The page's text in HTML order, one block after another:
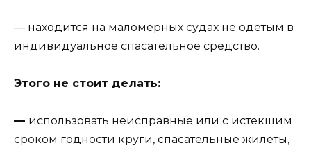
— находится на маломерных судах не одетым в
индивидуальное спасательное средство.
Этого не стоит делать:
— использовать неисправные или с истекшим
сроком годности круги, спасательные жилеты,